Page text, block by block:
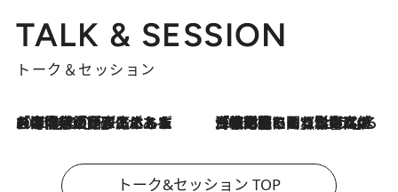
TALK & SESSION
トーク＆セッション
2026.8.3
「今後値上げがあるとすれば…」「リスクがあるのは今年の冬」エネルギー専門家が語る、ホルムズ海峡封鎖が家庭にもたらす“ある心配” 2026.8.3
「住宅建てられない…」「サーチャージ料の高値が続いている」ホルムズ海峡封鎖による影響はいつまで続く？《エネルギー専門家に聞く“どうなる日本の暮らし”》
トーク&セッション TOP